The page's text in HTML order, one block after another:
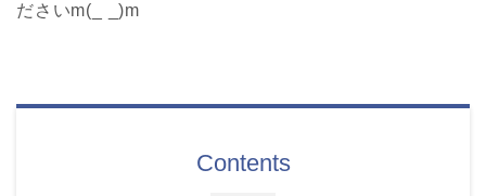
ださいm(_ _)m
Contents